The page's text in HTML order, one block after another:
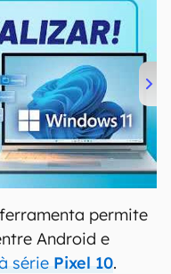
permite
Android e
série Pixel 10.